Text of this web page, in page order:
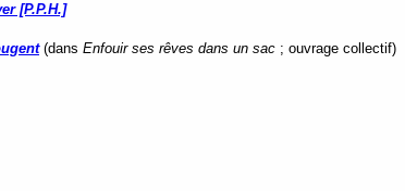
[P.P.H.]
(dans Enfouir ses rêves dans un sac ; ouvrage collectif)